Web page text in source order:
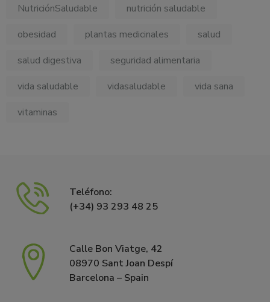
NutriciónSaludable
nutrición saludable
obesidad
plantas medicinales
salud
salud digestiva
seguridad alimentaria
vida saludable
vidasaludable
vida sana
vitaminas
Teléfono:
(+34) 93 293 48 25
Calle Bon Viatge, 42
08970 Sant Joan Despí
Barcelona – Spain